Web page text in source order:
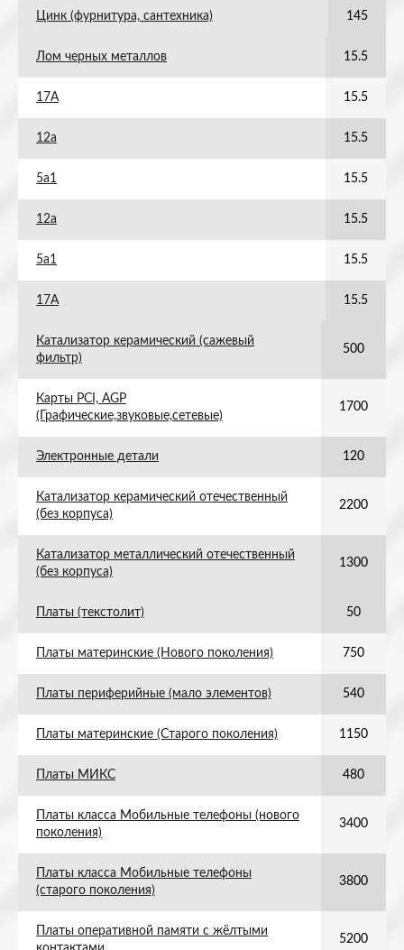
Цинк (фурнитура, сантехника) 145
Лом черных металлов 15.5
17А 15.5
12а 15.5
5а1 15.5
12а 15.5
5а1 15.5
17А 15.5
Катализатор керамический (сажевый
фильтр)
500
Карты PCI, AGP
(Графические,звуковые,сетевые)
1700
Электронные детали 120
Катализатор керамический отечественный
(без корпуса)
2200
Катализатор металлический отечественный
(без корпуса)
1300
Платы (текстолит) 50
Платы материнские (Нового поколения) 750
Платы периферийные (мало элементов) 540
Платы материнские (Старого поколения) 1150
Платы МИКС 480
Платы класса Мобильные телефоны (нового
поколения)
3400
Платы класса Мобильные телефоны
(старого поколения)
3800
Платы оперативной памяти с жёлтыми
5200